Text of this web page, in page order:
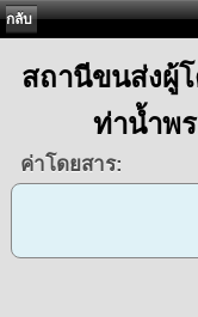
กลับ
สถานีขนส่งผู้
ท่าน้ำพ
ค่าโดยสาร: